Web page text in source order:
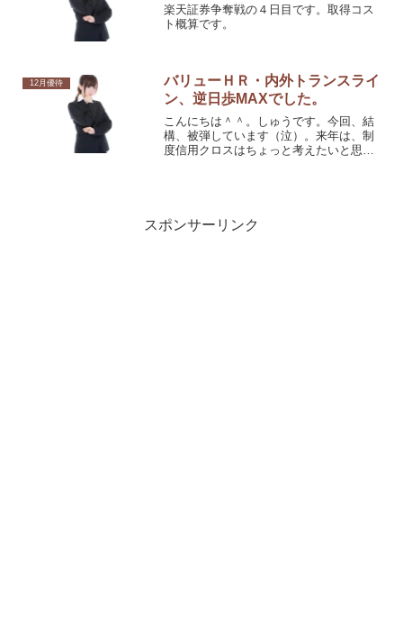
楽天証券争奪戦の４日目です。取得コス
ト概算です。
12月優待
バリューＨＲ・内外トランスライ
ン、逆日歩MAXでした。
こんにちは＾＾。しゅうです。今回、結
構、被弾しています（泣）。来年は、制
度信用クロスはちょっと考えたいと思い
スポンサーリンク